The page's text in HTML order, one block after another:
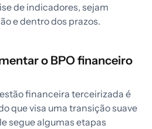
de indicadores, sejam
e dentro dos prazos.
o BPO financeiro
financeira terceirizada é
que visa uma transição suave
segue algumas etapas